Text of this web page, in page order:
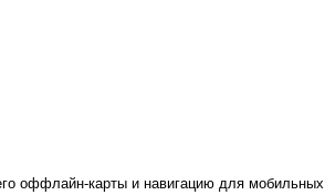
оффлайн-карты и навигацию для мобильных